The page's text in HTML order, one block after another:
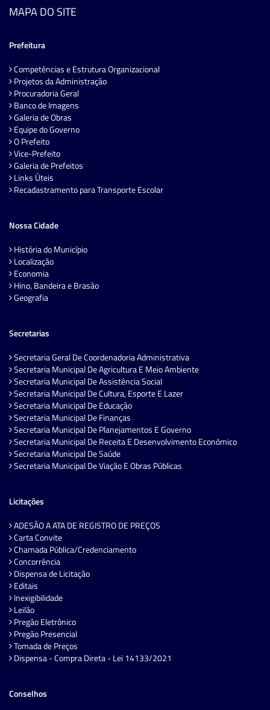
MAPA DO SITE
Prefeitura
Competências e Estrutura Organizacional
Projetos da Administração
Procuradoria Geral
Banco de Imagens
Galeria de Obras
Equipe do Governo
O Prefeito
Vice-Prefeito
Galeria de Prefeitos
Links Úteis
Recadastramento para Transporte Escolar
Nossa Cidade
História do Município
Localização
Economia
Hino, Bandeira e Brasão
Geografia
Secretarias
Secretaria Geral De Coordenadoria Administrativa
Secretaria Municipal De Agricultura E Meio Ambiente
Secretaria Municipal De Assistência Social
Secretaria Municipal De Cultura, Esporte E Lazer
Secretaria Municipal De Educação
Secretaria Municipal De Finanças
Secretaria Municipal De Planejamentos E Governo
Secretaria Municipal De Receita E Desenvolvimento Econômico
Secretaria Municipal De Saúde
Secretaria Municipal De Viação E Obras Públicas
Licitações
ADESÃO A ATA DE REGISTRO DE PREÇOS
Carta Convite
Chamada Pública/Credenciamento
Concorrência
Dispensa de Licitação
Editais
Inexigibilidade
Leilão
Pregão Eletrônico
Pregão Presencial
Tomada de Preços
Dispensa - Compra Direta - Lei 14133/2021
Conselhos